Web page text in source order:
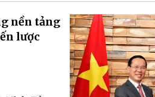
nền tảng
lược